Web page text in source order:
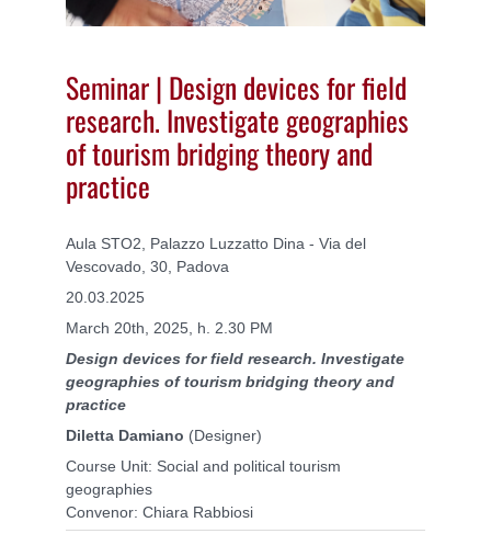
Seminar | Design devices for field
research. Investigate geographies
of tourism bridging theory and
practice
Aula STO2, Palazzo Luzzatto Dina - Via del
Vescovado, 30, Padova
20.03.2025
March 20th, 2025, h. 2.30 PM
Design devices for field research. Investigate
geographies of tourism bridging theory and
practice
Diletta Damiano (Designer)
Course Unit: Social and political tourism
geographies
Convenor: Chiara Rabbiosi